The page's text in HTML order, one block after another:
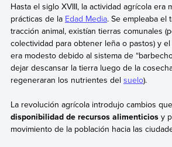
Hasta el siglo XVIII, la actividad agrícola era
prácticas de la Edad Media. Se empleaba el
tracción animal, existían tierras comunales
colectividad para obtener leña o pastos) y
era modesto debido al sistema de
dejar descansar la tierra luego de la
regeneraran los nutrientes del suelo).
La revolución agrícola introdujo cambios que
disponibilidad de recursos alimenticiosy
movimiento de la población hacia las